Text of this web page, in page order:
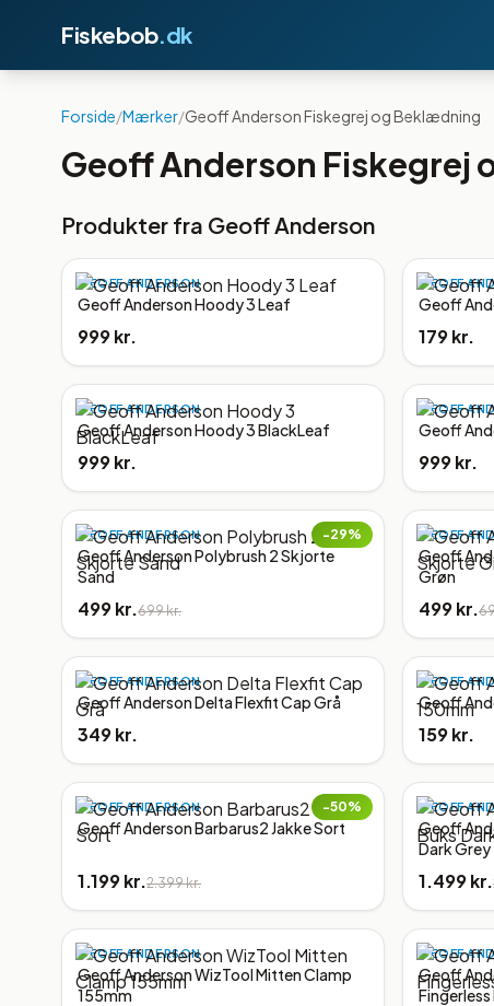
Fiskebob.dk
Forside/Mærker/Geoff Anderson Fiskegrej og Beklædning
Geoff Anderson Fiskegrej
Produkter fra Geoff Anderson
GEOFF ANDERSON
Geoff Anderson Hoody 3 Leaf
999 kr.
GEOFF
Geoff
179 kr.
GEOFF ANDERSON
Geoff Anderson Hoody 3 BlackLeaf
999 kr.
GEOFF
Geoff
999 kr.
−29%
GEOFF ANDERSON
Geoff Anderson Polybrush 2 Skjorte
Sand
499 kr.699 kr.
GEOFF
Geoff
Grøn
499 kr.
GEOFF ANDERSON
Geoff Anderson Delta Flexfit Cap Grå
349 kr.
GEOFF
Geoff
159 kr.
−50%
GEOFF ANDERSON
Geoff Anderson Barbarus2 Jakke Sort
1.199 kr.2.399 kr.
GEOFF
Geoff
Dark Grey
1.499 kr.
GEOFF ANDERSON
Geoff Anderson WizTool Mitten Clamp
155mm
GEOFF
Geoff